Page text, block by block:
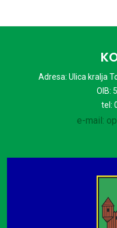
Adresa: Ulica kralja
OIB:
tel:
e-mail: